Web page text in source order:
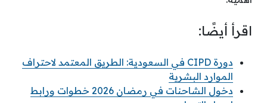
اقرأ أيضًا:
دورة CIPD في السعودية: الطريق المعتمد لاحتراف
الموارد البشرية
دخول الشاحنات في رمضان 2026 خطوات ورابط